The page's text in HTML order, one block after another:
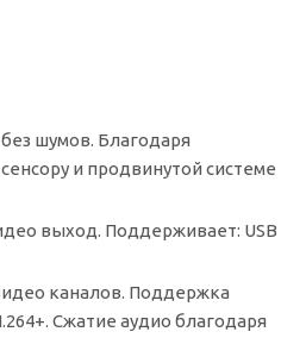
шумов. Благодаря
и продвинутой системе
выход. Поддерживает: USB
каналов. Поддержка
Сжатие аудио благодаря